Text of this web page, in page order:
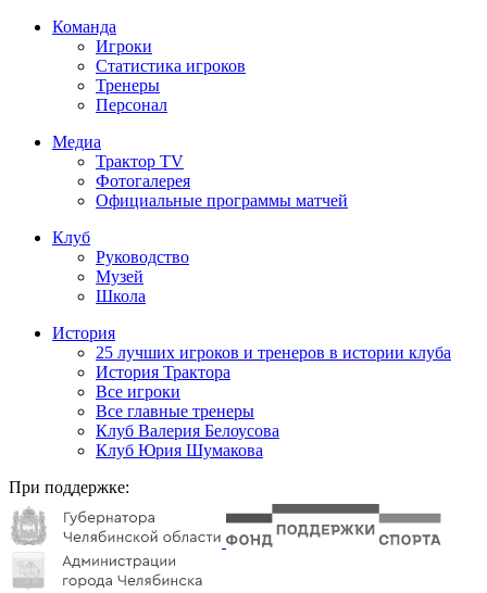
Команда
Игроки
Статистика игроков
Тренеры
Персонал
Медиа
Трактор TV
Фотогалерея
Официальные программы матчей
Клуб
Руководство
Музей
Школа
История
25 лучших игроков и тренеров в истории клуба
История Трактора
Все игроки
Все главные тренеры
Клуб Валерия Белоусова
Клуб Юрия Шумакова
При поддержке: